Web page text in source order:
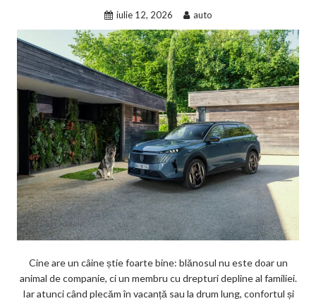
iulie 12, 2026 auto
Cine are un câine știe foarte bine: blănosul nu este doar un
animal de companie, ci un membru cu drepturi depline al familiei.
Iar atunci când plecăm în vacanță sau la drum lung, confortul și